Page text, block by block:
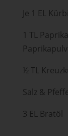
Je 1 EL
1 TL
½ TL
Salz &
3 EL Bratöl